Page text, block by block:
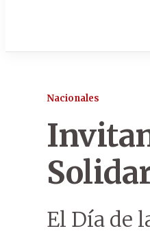
Nacionales
El Día de